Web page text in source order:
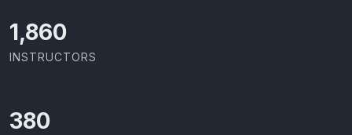
2,029
INSTRUCTORS
414